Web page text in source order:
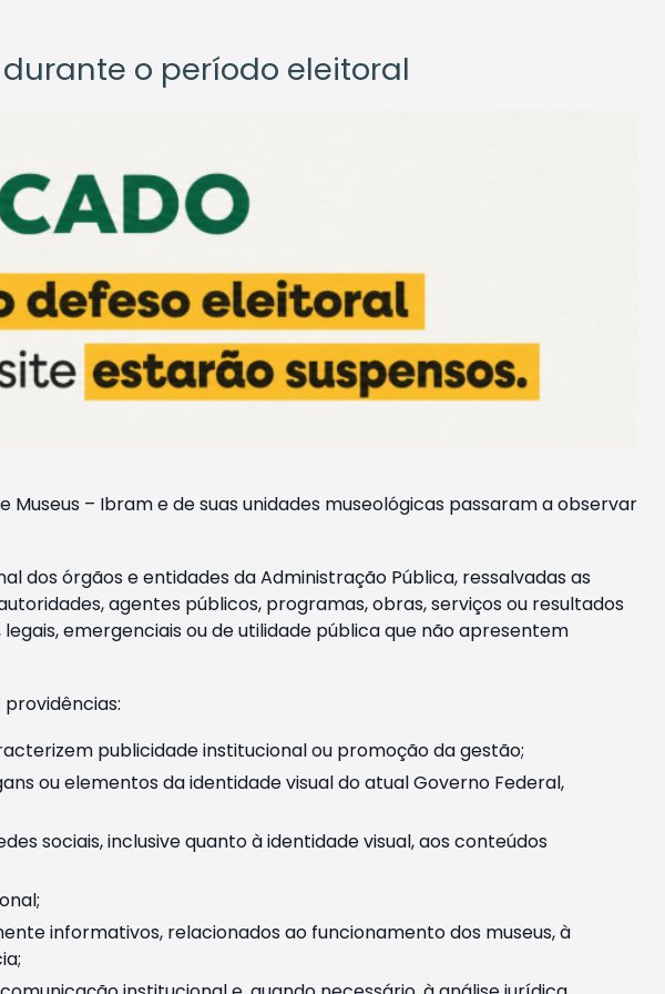
o período eleitoral
– Ibram e de suas unidades museológicas passaram a observar
dos órgãos e entidades da Administração Pública, ressalvadas as
agentes públicos, programas, obras, serviços ou resultados
emergenciais ou de utilidade pública que não apresentem
publicidade institucional ou promoção da gestão;
ou elementos da identidade visual do atual Governo Federal,
sociais, inclusive quanto à identidade visual, aos conteúdos
informativos, relacionados ao funcionamento dos museus, à